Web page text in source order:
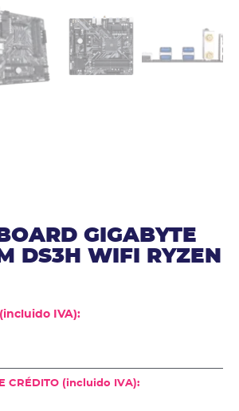
GIGABYTE
DS3H WIFI RYZEN
(incluido IVA):
CRÉDITO (incluido IVA):